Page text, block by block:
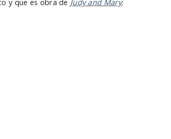
y que es obra de Judy and Mary: